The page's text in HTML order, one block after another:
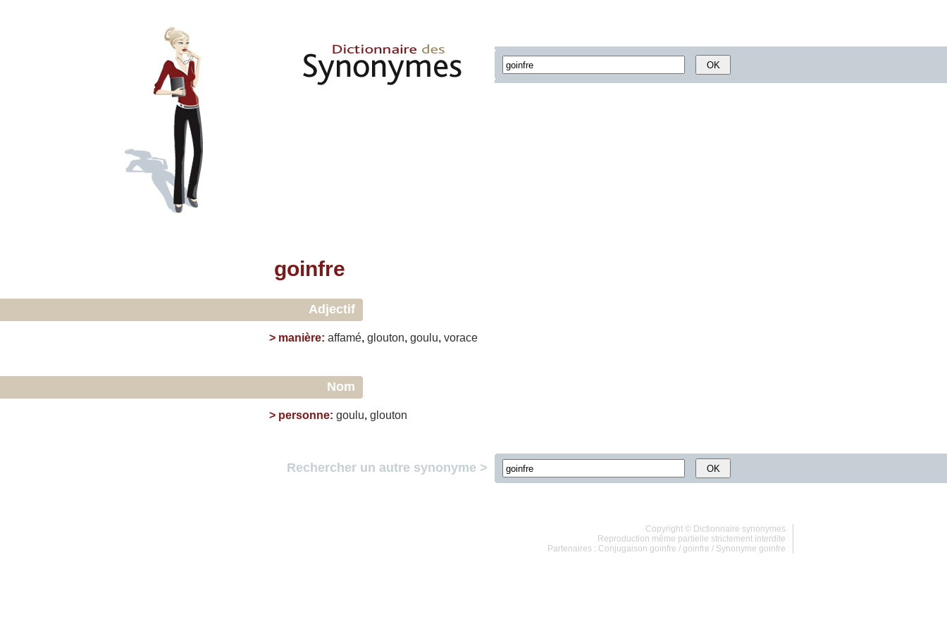
goinfre
Adjectif
> manière: affamé, glouton, goulu, vorace
Nom
> personne: goulu, glouton
Rechercher un autre synonyme >
Copyright © Dictionnaire synonymes
Reproduction même partielle strictement interdite
Partenaires : Conjugaison goinfre / goinfre / Synonyme goinfre